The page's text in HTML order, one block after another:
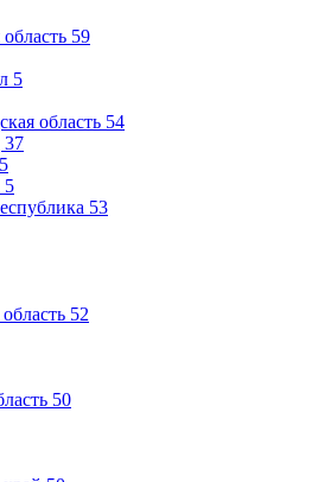
59
5
область 54
37
5
5
53
52
50